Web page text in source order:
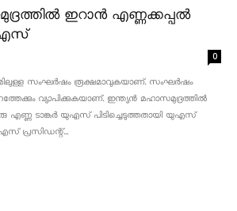
ഇറാൻ എണ്ണക്കപ്പൽ
0
സംഘർഷം രൂക്ഷമാവുകയാണ്. സംഘർഷം
വ്യാപിക്കുകയാണ്. ഇന്ത്യൻ മഹാസമുദ്രത്തിൽ
എണ്ണ ടാങ്കർ യുഎസ് പിടിച്ചെടുത്തതായി യുഎസ്
പ്രസിഡന്റ്...